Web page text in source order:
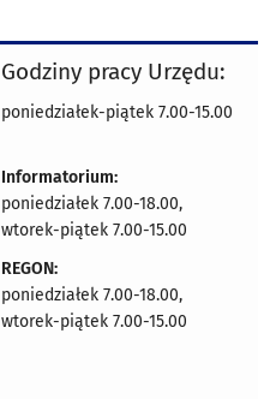
Godziny pracy Urzędu:
poniedziałek-piątek 7.00-15.00
Informatorium:
poniedziałek 7.00-18.00,
wtorek-piątek 7.00-15.00
REGON:
poniedziałek 7.00-18.00,
wtorek-piątek 7.00-15.00